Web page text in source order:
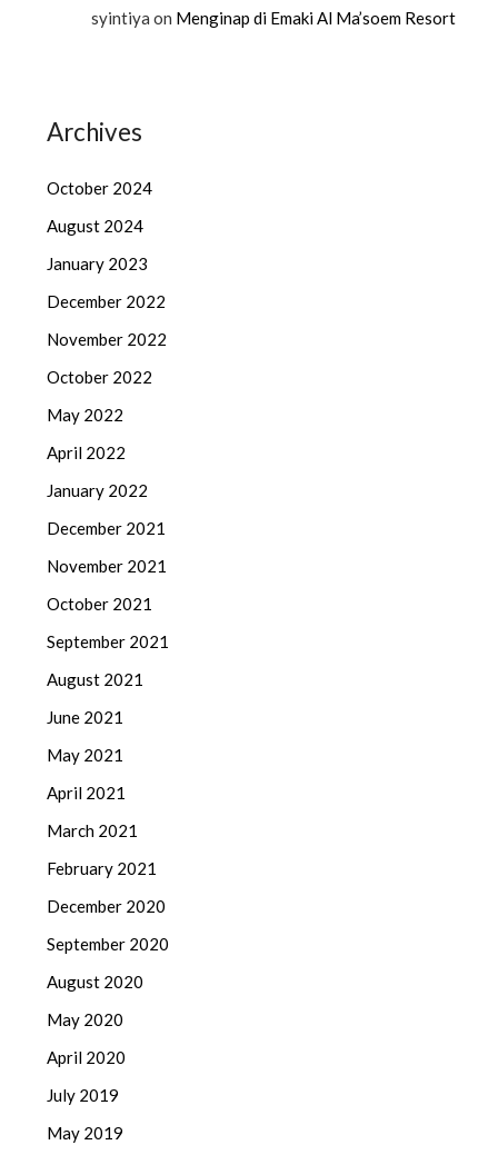
syintiya on Menginap di Emaki Al Ma’soem Resort
Archives
October 2024
August 2024
January 2023
December 2022
November 2022
October 2022
May 2022
April 2022
January 2022
December 2021
November 2021
October 2021
September 2021
August 2021
June 2021
May 2021
April 2021
March 2021
February 2021
December 2020
September 2020
August 2020
May 2020
April 2020
July 2019
May 2019